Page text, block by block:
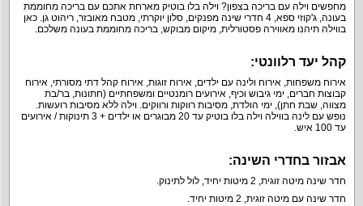
מחפשים וילה עם בריכה בצפון? וילה בלו בוטיק מארחת אתכם עם בריכה מחוממת
בעונה, ג'קוזי ספא, 4 חדרי שינה מפנקים, סלון יוקרתי, מטבח מאובזר, ריהוט גן. כאן
בווילה תיהנו מאווירה פסטורלית, מיקום מבוקש, בריכה מחוממת בעונה משלכם.
קהל יעד רלוונטי:
אירוח משפחות, אירוח ולינה עם ילדים, אירוח זוגות, אירוח קהל דתי מסורתי, אירוח
קבוצות חברים, ימי גיבוש וכיף, אירועים רומנטיים ומשפחתיים (חתונות, בר/בת
מצווה, שבת חתן), ימי הולדת, מסיבות רווקות ורווקים. וילה ללא מסיבות רועשות.
נופש עם לינה בווילה וילה בלו בוטיק עד 20 מבוגרים או ילדים + 3 תינוקות / אירועים
עד 100 איש.
אבזור בחדרי השינה:
חדר שינה מיטה זוגית, 2 מיטות יחיד, לול לתינוק.
חדר שינה עם מיטה זוגית, 2 מיטות יחיד.